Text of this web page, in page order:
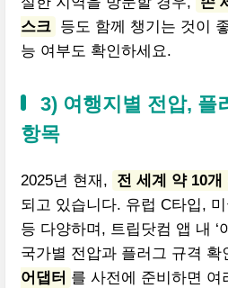
스크 등도 함께 챙기는 것이
능 여부도 확인하세요.
3) 여행지별 전압, 플
항목
2025년 현재, 전 세계 약 10
되고 있습니다. 유럽 C타입,
등 다양하며, 트립닷컴 앱 내 ‘
국가별 전압과 플러그 규격 확
어댑터 를 사전에 준비하면 여